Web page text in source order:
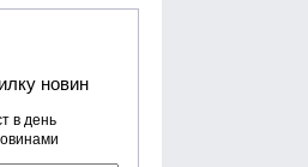
новин
в день